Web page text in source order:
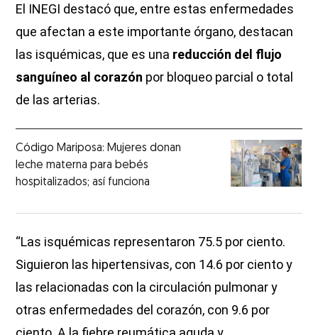
El INEGI destacó que, entre estas enfermedades
que afectan a este importante órgano, destacan
las isquémicas, que es una reducción del flujo
sanguíneo al corazón por bloqueo parcial o total
de las arterias.
Código Mariposa: Mujeres donan
leche materna para bebés
hospitalizados; así funciona
“Las isquémicas representaron 75.5 por ciento.
Siguieron las hipertensivas, con 14.6 por ciento y
las relacionadas con la circulación pulmonar y
otras enfermedades del corazón, con 9.6 por